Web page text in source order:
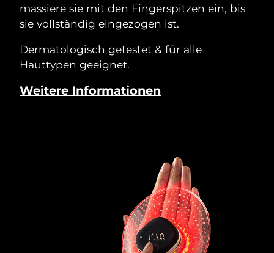
massiere sie mit den Fingerspitzen ein, bis
sie vollständig eingezogen ist.
Dermatologisch getestet & für alle
Hauttypen geeignet.
Weitere Informationen